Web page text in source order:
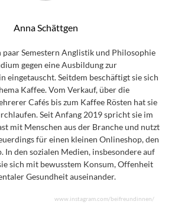
Anna Schättgen
paar Semestern Anglistik und Philosophie
gegen eine Ausbildung zur
eingetauscht. Seitdem beschäftigt sie sich
Kaffee. Vom Verkauf, über die
Cafés bis zum Kaffee Rösten hat sie
Seit Anfang 2019 spricht sie im
mit Menschen aus der Branche und nutzt
für einen kleinen Onlineshop, den
In den sozialen Medien, insbesondere auf
sich mit bewusstem Konsum, Offenheit
Gesundheit auseinander.
www.instagram.com/beifreundinnen/